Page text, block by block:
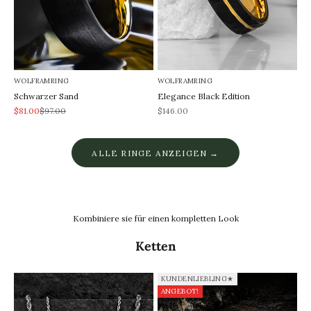
WOLFRAMRING
Schwarzer Sand
REA-pris
$81.00Pris
$97.00
WOLFRAMRING
Elegance Black Edition
REA-pris
$146.00
ALLE RINGE ANZEIGEN →
Kombiniere sie für einen kompletten Look
Ketten
KUNDENLIEBLING★
ANGEBOT!